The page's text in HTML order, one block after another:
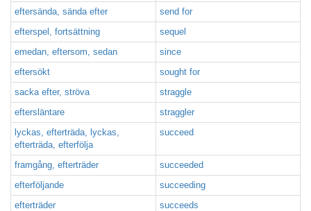
eftersända, sända efter
send for
efterspel, fortsättning
sequel
emedan, eftersom, sedan
since
eftersökt
sought for
sacka efter, ströva
straggle
eftersläntare
straggler
lyckas, efterträda, lyckas,
efterträda, efterfölja
succeed
framgång, efterträder
succeeded
efterföljande
succeeding
efterträder
succeeds